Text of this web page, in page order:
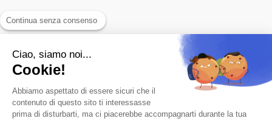
Continua senza consenso
Ciao, siamo noi...
Cookie!
Abbiamo aspettato di essere sicuri che il
contenuto di questo sito ti interessasse
prima di disturbarti, ma ci piacerebbe accompagnarti durante la tua